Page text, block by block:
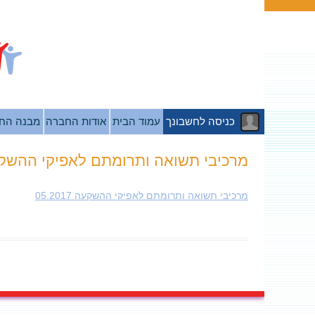
כניסה לחשבונך עמוד הבית אודות החברה מבנה
מרכיבי תשואה ותרומתם לאפיקי ההשקעה
מרכיבי תשואה ותרומתם לאפיקי ההשקעה 05.2017